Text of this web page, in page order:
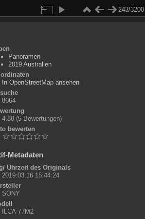
243/3200
Panoramen
2019 Australien
+
-
In OpenStreetMap ansehen
8664
4.88 (5 Bewertungen)
bewerten
Metadaten
Uhrzeit des Originals
2019:03:16 15:44:24
SONY
ILCA-77M2